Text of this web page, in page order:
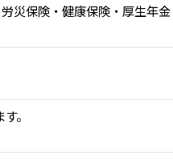
災保険・健康保険・厚生年
。